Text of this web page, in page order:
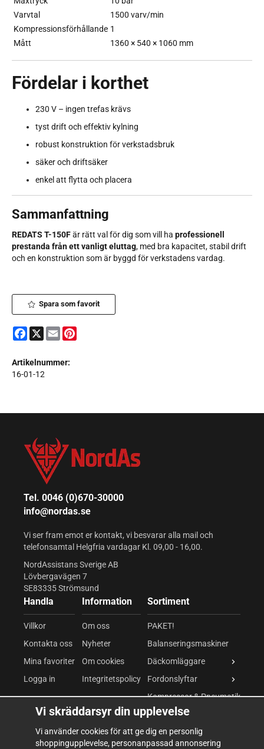
Varvtal
1500 varv/min
Kompressionsförhållande 1
Mått
1360 × 540 × 1060 mm
Fördelar i korthet
230 V – ingen trefas krävs
tyst drift och effektiv kylning
robust konstruktion för verkstadsbruk
säker och driftsäker
enkel att flytta och placera
Sammanfattning
REDATS T-150Fär rätt val för dig som vill ha professionell
prestanda från ett vanligt eluttag, med bra kapacitet, stabil drift
och en konstruktion som är byggd för verkstadens vardag.
Spara som favorit
Facebook
X Email
Artikelnummer:
16-01-12
Tel. 0046 (0)670-30000
info@nordas.se
Vi ser fram emot er kontakt, vi besvarar alla mail och
telefonsamtal Helgfria vardagar Kl. 09,00 - 16,00.
NordAssistans Sverige AB
Lövbergavägen 7
SE83335 Strömsund
Handla
Villkor
Kontakta oss
Mina favoriter
Logga in
Information
Om oss
Nyheter
Om cookies
Integritetspolicy
Sortiment
PAKET!
Balanseringsmaskiner
Däckomläggare
Fordonslyftar
Kompressor & Pneumatik
Pneumatiska verktyg
Vi skräddarsyr din upplevelse
Vi använder cookies för att ge dig en personlig
shoppingupplevelse, personanpassad annonsering